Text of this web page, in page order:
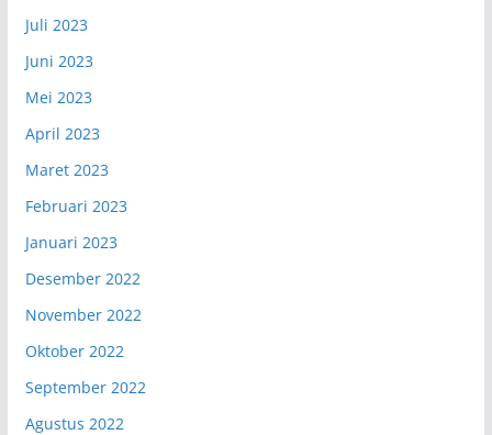
Juli 2023
Juni 2023
Mei 2023
April 2023
Maret 2023
Februari 2023
Januari 2023
Desember 2022
November 2022
Oktober 2022
September 2022
Agustus 2022